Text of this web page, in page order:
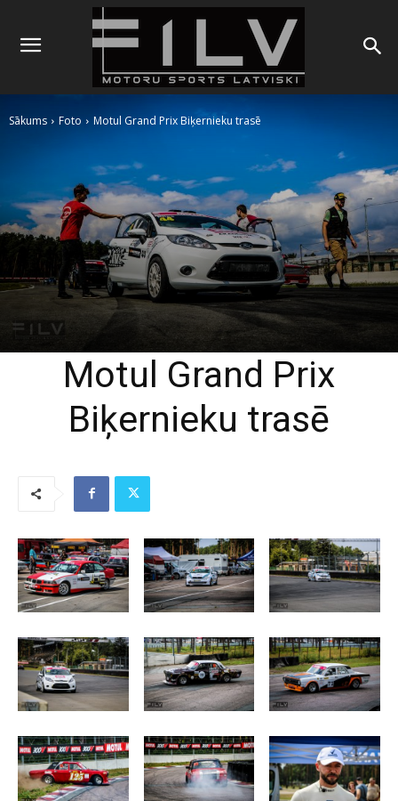
Sākums Foto Motul Grand Prix Biķernieku trasē
Motul Grand Prix
Biķernieku trasē